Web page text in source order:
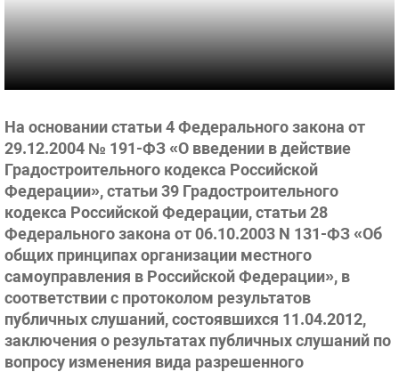
На основании статьи 4 Федерального закона от
29.12.2004 № 191-ФЗ «О введении в действие
Градостроительного кодекса Российской
Федерации», статьи 39 Градостроительного
кодекса Российской Федерации, статьи 28
Федерального закона от 06.10.2003 N 131-ФЗ «Об
общих принципах организации местного
самоуправления в Российской Федерации», в
соответствии с протоколом результатов
публичных слушаний, состоявшихся 11.04.2012,
заключения о результатах публичных слушаний по
вопросу изменения вида разрешенного